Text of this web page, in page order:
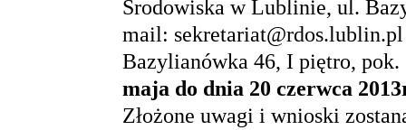
Środowiska w Lublinie, ul.
mail: sekretariat@rdos.lublin.pl
Bazylianówka 46, I piętro,
maja do dnia 20 czerwca
Złożone uwagi i wnioski